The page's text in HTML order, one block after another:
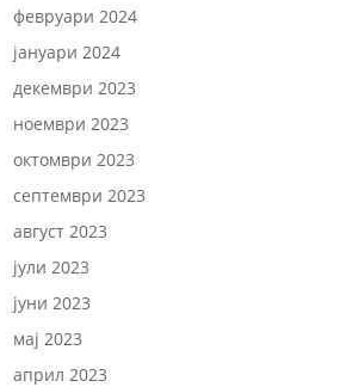
февруари 2024
јануари 2024
декември 2023
ноември 2023
октомври 2023
септември 2023
август 2023
јули 2023
јуни 2023
мај 2023
април 2023